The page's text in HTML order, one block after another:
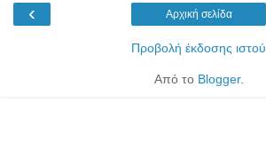
‹ Αρχική σελίδα
Προβολή έκδοσης ιστού
Από το Blogger.